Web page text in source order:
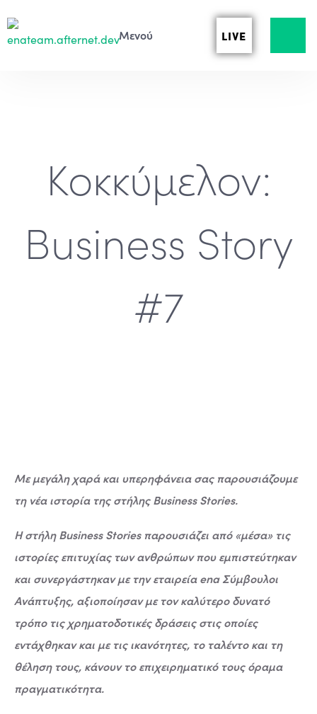
LIVE
Κοκκύμελον:
Business Story
#7
Με μεγάλη χαρά και υπερηφάνεια σας παρουσιάζουμε
τη νέα ιστορία της στήλης Business Stories.
Η στήλη Business Stories παρουσιάζει από «μέσα» τις
ιστορίες επιτυχίας των ανθρώπων που εμπιστεύτηκαν
και συνεργάστηκαν με την εταιρεία ena Σύμβουλοι
Ανάπτυξης, αξιοποίησαν με τον καλύτερο δυνατό
τρόπο τις χρηματοδοτικές δράσεις στις οποίες
εντάχθηκαν και με τις ικανότητες, το ταλέντο και τη
θέληση τους, κάνουν το επιχειρηματικό τους όραμα
πραγματικότητα.